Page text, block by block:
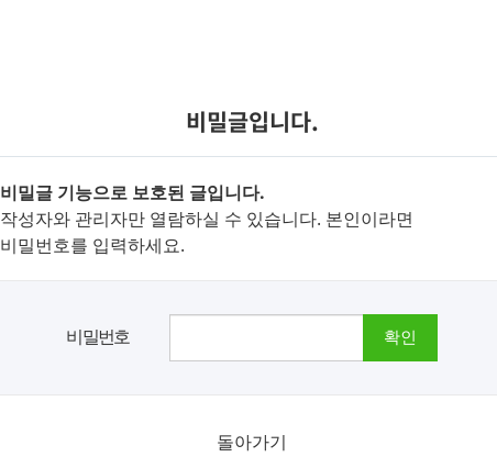
비밀글입니다.
비밀글 기능으로 보호된 글입니다.
작성자와 관리자만 열람하실 수 있습니다. 본인이라면
비밀번호를 입력하세요.
비밀번호
돌아가기